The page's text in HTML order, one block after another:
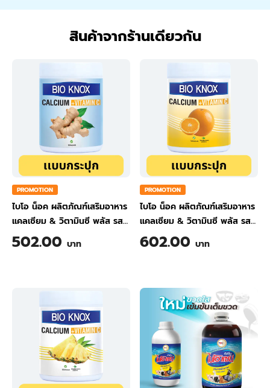
สินค้าจากร้านเดียวกัน
PROMOTION
ไบโอ น็อค ผลิตภัณฑ์เสริมอาหาร
แคลเซียม & วิตามินซี พลัส รส
ขิง ขนาด 200 กรัม
502.00 บาท
PROMOTION
ไบโอ น็อค ผลิตภัณฑ์เสริมอาหาร
แคลเซียม & วิตามินซี พลัส รส
ส้ม ขนาด 200 กรัม
602.00 บาท